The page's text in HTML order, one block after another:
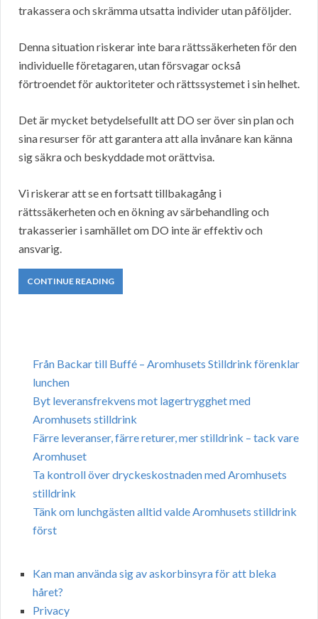
trakassera och skrämma utsatta individer utan påföljder.
Denna situation riskerar inte bara rättssäkerheten för den
individuelle företagaren, utan försvagar också
förtroendet för auktoriteter och rättssystemet i sin helhet.
Det är mycket betydelsefullt att DO ser över sin plan och
sina resurser för att garantera att alla invånare kan känna
sig säkra och beskyddade mot orättvisa.
Vi riskerar att se en fortsatt tillbakagång i
rättssäkerheten och en ökning av särbehandling och
trakasserier i samhället om DO inte är effektiv och
ansvarig.
CONTINUE READING
Från Backar till Buffé – Aromhusets Stilldrink förenklar
lunchen
Byt leveransfrekvens mot lagertrygghet med
Aromhusets stilldrink
Färre leveranser, färre returer, mer stilldrink – tack vare
Aromhuset
Ta kontroll över dryckeskostnaden med Aromhusets
stilldrink
Tänk om lunchgästen alltid valde Aromhusets stilldrink
först
Kan man använda sig av askorbinsyra för att bleka
håret?
Privacy